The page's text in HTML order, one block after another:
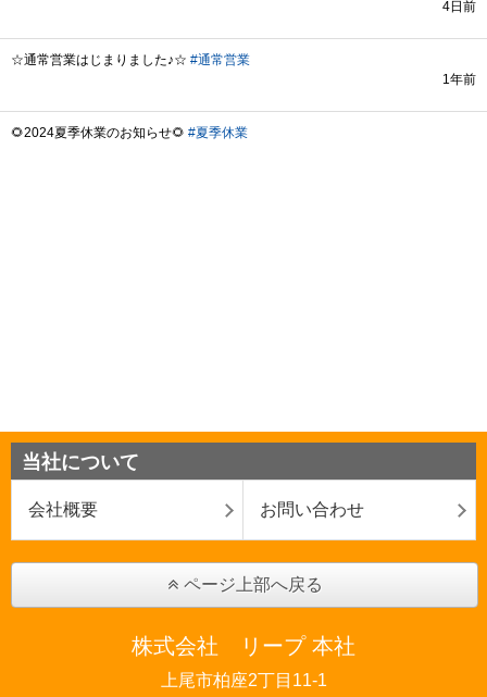
当社について
会社概要 お問い合わせ
ページ上部へ戻る
株式会社 リープ 本社
上尾市柏座2丁目11-1